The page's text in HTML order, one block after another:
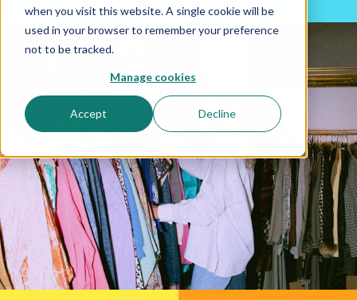
when you visit this website. A single cookie will be
used in your browser to remember your preference
not to be tracked.
Manage cookies
Accept Decline